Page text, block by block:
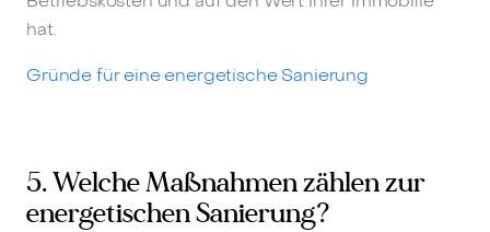
hat.
Gründe für eine energetische Sanierung
5. Welche Maßnahmen zählen zur
energetischen Sanierung?